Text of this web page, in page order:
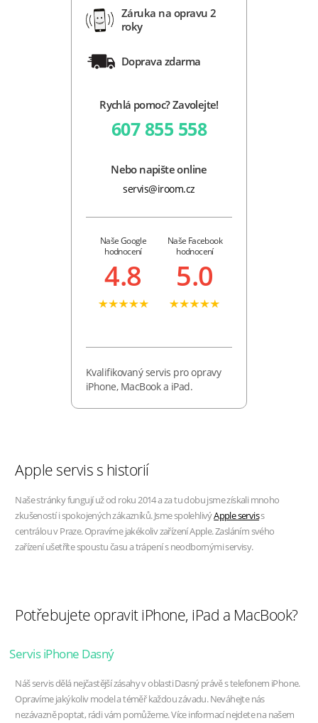
Záruka na opravu 2
roky
Doprava zdarma
Rychlá pomoc? Zavolejte!
607 855 558
Nebo napište online
servis@iroom.cz
Naše Google
hodnocení
4.8
Naše Facebook
hodnocení
5.0
Kvalifikovaný servis pro opravy
iPhone, MacBook a iPad.
Apple servis s historií
Naše stránky fungují už od roku 2014 a za tu dobu jsme získali mnoho
zkušeností i spokojených zákazníků. Jsme spolehlivýApple serviss
centrálou v Praze. Opravíme jakékoliv zařízení Apple. Zasláním svého
zařízení ušetříte spoustu času a trápení s neodbornými servisy.
Potřebujete opravit iPhone, iPad a MacBook?
Servis iPhone Dasný
Náš servis dělá nejčastější zásahy v oblasti Dasný právě s telefonem iPhone.
Opravíme jakýkoliv model a téměř každou závadu. Neváhejte nás
nezávazně poptat, rádi vám pomůžeme. Více informací nejdete na našem